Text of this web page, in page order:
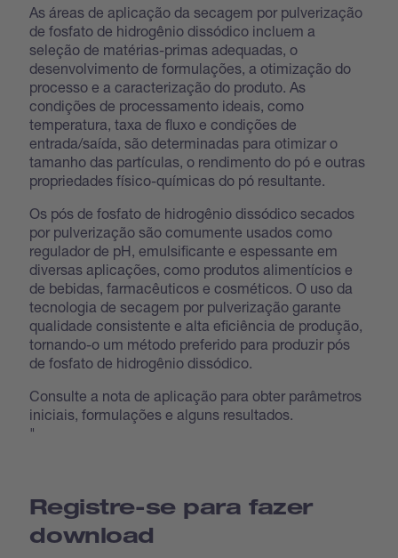
As áreas de aplicação da secagem por pulverização
de fosfato de hidrogênio dissódico incluem a
seleção de matérias-primas adequadas, o
desenvolvimento de formulações, a otimização do
processo e a caracterização do produto. As
condições de processamento ideais, como
temperatura, taxa de fluxo e condições de
entrada/saída, são determinadas para otimizar o
tamanho das partículas, o rendimento do pó e outras
propriedades físico-químicas do pó resultante.
Os pós de fosfato de hidrogênio dissódico secados
por pulverização são comumente usados como
regulador de pH, emulsificante e espessante em
diversas aplicações, como produtos alimentícios e
de bebidas, farmacêuticos e cosméticos. O uso da
tecnologia de secagem por pulverização garante
qualidade consistente e alta eficiência de produção,
tornando-o um método preferido para produzir pós
de fosfato de hidrogênio dissódico.
Consulte a nota de aplicação para obter parâmetros
iniciais, formulações e alguns resultados.
"
Registre-se para fazer
download